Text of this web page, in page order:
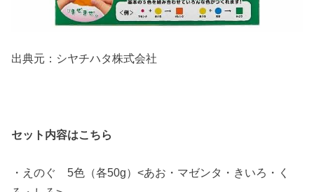
出典元：シヤチハタ株式会社
セット内容はこちら
・えのぐ 5色（各50g）<あお・マゼンタ・きいろ・く